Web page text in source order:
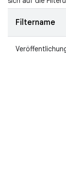
Filtername